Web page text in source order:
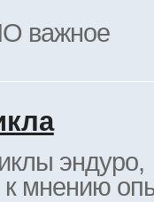
важное
эндуро,
мнению